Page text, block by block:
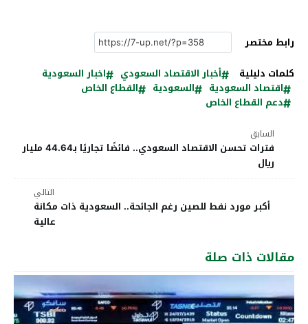
رابط مختصر
كلمات دليلية
أخبار الاقتصاد السعودي
اخبار السعودية
اقتصاد السعودية
السعودية
القطاع الخاص
دعم القطاع الخاص
السابق
فترات تحسن الاقتصاد السعودي.. فائضًا تجاريًا بـ44.64 مليار
ريال
التالي
أكبر مورد نفط للصين رغم الجائحة.. السعودية ذات مكانة
عالية
مقالات ذات صلة